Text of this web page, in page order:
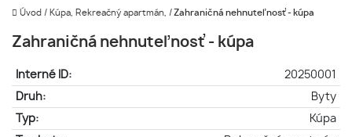
Úvod / Kúpa, Rekreačný apartmán, / Zahraničná nehnuteľnosť - kúpa
Zahraničná nehnuteľnosť - kúpa
Interné ID:
20250001
Druh:
Byty
Typ:
Kúpa